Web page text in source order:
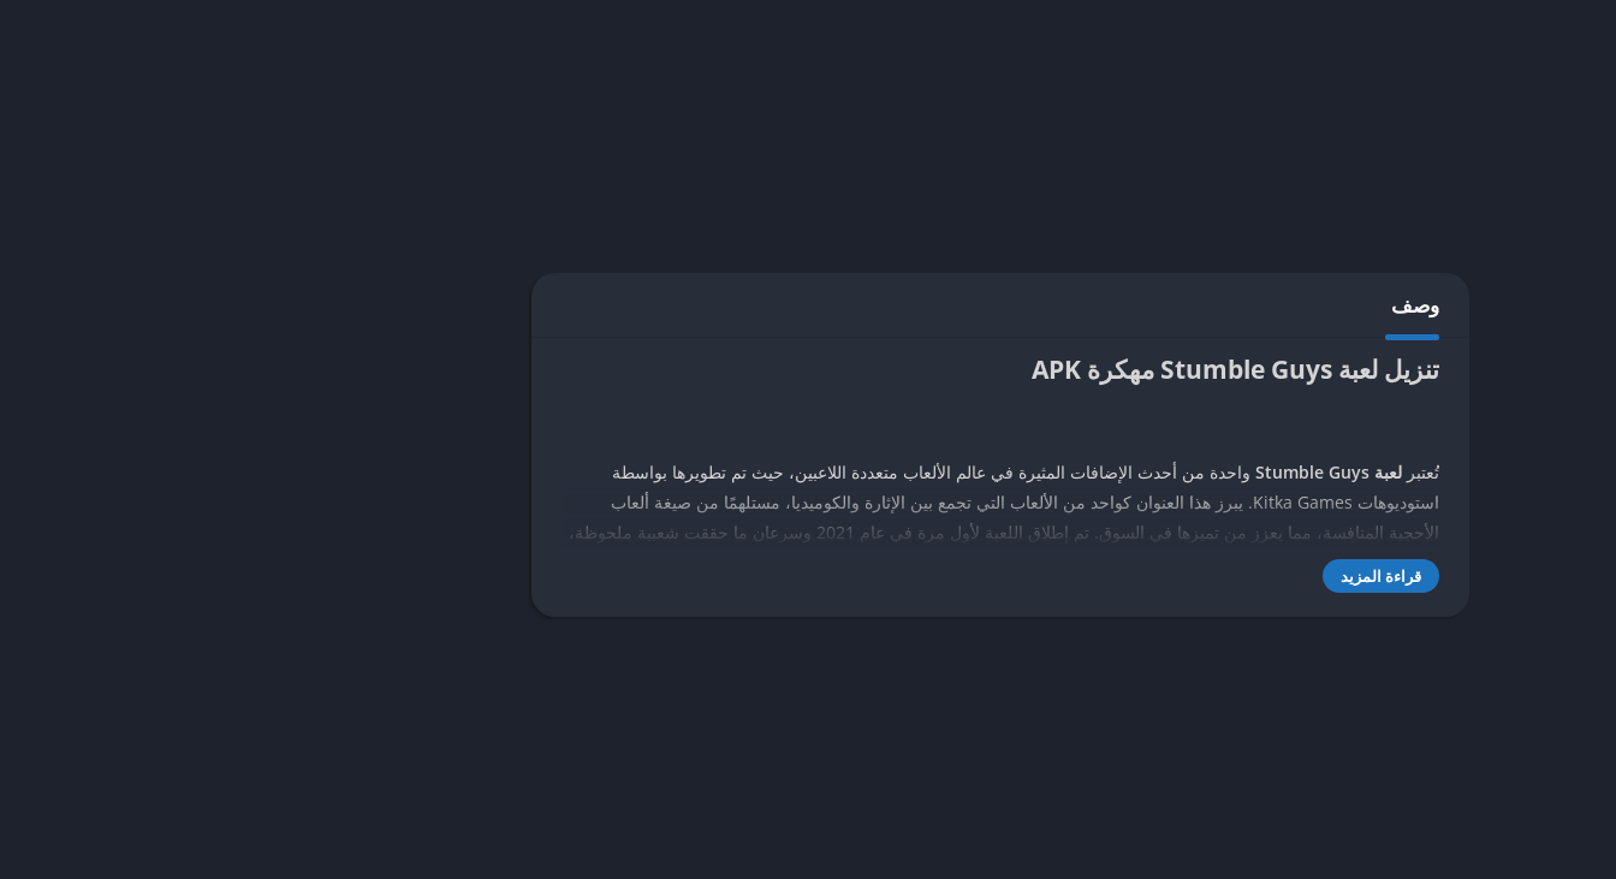
وصف
تنزيل لعبة Stumble Guys مهكرة APK
تُعتبر لعبة Stumble Guys
واحدة من أحدث الإضافات المثيرة في عالم الألعاب متعددة اللاعبين، حيث تم تطويرها بواسطة
استوديوهات Kitka Games. يبرز هذا العنوان كواحد من الألعاب التي تجمع بين الإثارة والكوميديا، مستلهمًا من صيغة ألعاب
الأحجية المنافسة، مما يعزز من تميزها في السوق. تم إطلاق اللعبة لأول مرة في عام 2021 وسرعان ما حققت شعبية ملحوظة،
وجذبت عددًا كبيرًا من اللاعبين بفضل تصميمها الجذاب وطريقة لعبها الحيوية.
قراءة المزيد